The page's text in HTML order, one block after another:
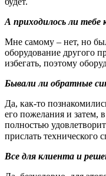
А приходилось ли тебе
Мне самому – нет, но
оборудование другого
избегать, поэтому
Бывали ли обратные
Да, как-то
его пожелания и затем,
полностью
прислать технического
Все для клиента и